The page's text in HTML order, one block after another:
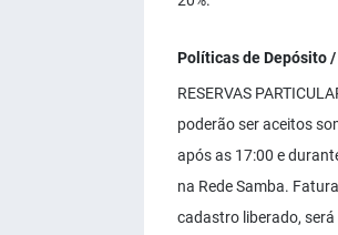
Políticas de Depósito
RESERVAS
poderão ser aceitos
após as 17:00 e
na Rede Samba.
cadastro liberado,